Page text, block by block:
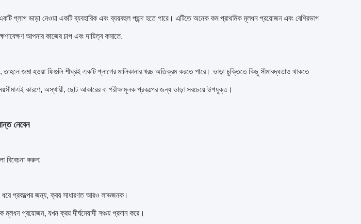
প্লাগ ভাড়া নেওয়া একটি ব্যবহারিক এবং ব্যয়বহুল পছন্দ হতে পারে। এটিতে অনেক কম প্রাথমিক মূলধন প্রয়োজন এবং বেশিরভাগ
আপনার কাজের চাপ এবং দায়িত্ব কমাতে.
জমা হওয়া ফিগুলি শীঘ্রই একটি প্লাগের মালিকানার খরচ অতিক্রম করতে পারে। ভাড়া চুক্তিতে কিছু সীমাবদ্ধতাও থাকতে
সময়সীমাএই কারণে, অস্থায়ী, ছোট আকারের বা পরীক্ষামূলক প্রকল্পের জন্য ভাড়া সবচেয়ে উপযুক্ত।
নেবেন
বিবেচনা করুন:
ধরে প্রকল্পের জন্য, ক্রয় সাধারণত আরও লাভজনক।
মূলধন প্রয়োজন, যখন ক্রয় দীর্ঘমেয়াদী সঞ্চয় প্রদান করে।